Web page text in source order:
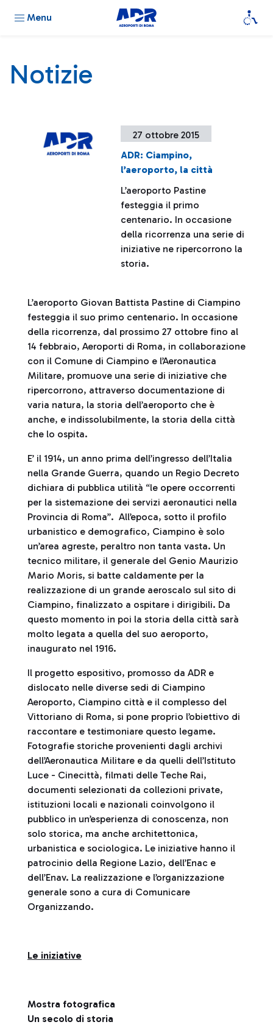
Menu
Notizie
27 ottobre 2015
ADR: Ciampino,
l’aeroporto, la città
L’aeroporto Pastine
festeggia il primo
centenario. In occasione
della ricorrenza una serie di
iniziative ne ripercorrono la
storia.
L’aeroporto Giovan Battista Pastine di Ciampino
festeggia il suo primo centenario. In occasione
della ricorrenza, dal prossimo 27 ottobre fino al
14 febbraio, Aeroporti di Roma, in collaborazione
con il Comune di Ciampino e l’Aeronautica
Militare, promuove una serie di iniziative che
ripercorrono, attraverso documentazione di
varia natura, la storia dell’aeroporto che è
anche, e indissolubilmente, la storia della città
che lo ospita.
E’ il 1914, un anno prima dell’ingresso dell’Italia
nella Grande Guerra, quando un Regio Decreto
dichiara di pubblica utilità “le opere occorrenti
per la sistemazione dei servizi aeronautici nella
Provincia di Roma”. All’epoca, sotto il profilo
urbanistico e demografico, Ciampino è solo
un’area agreste, peraltro non tanta vasta. Un
tecnico militare, il generale del Genio Maurizio
Mario Moris, si batte caldamente per la
realizzazione di un grande aeroscalo sul sito di
Ciampino, finalizzato a ospitare i dirigibili. Da
questo momento in poi la storia della città sarà
molto legata a quella del suo aeroporto,
inaugurato nel 1916.
Il progetto espositivo, promosso da ADR e
dislocato nelle diverse sedi di Ciampino
Aeroporto, Ciampino città e il complesso del
Vittoriano di Roma, si pone proprio l’obiettivo di
raccontare e testimoniare questo legame.
Fotografie storiche provenienti dagli archivi
dell’Aeronautica Militare e da quelli dell’Istituto
Luce - Cinecittà, filmati delle Teche Rai,
documenti selezionati da collezioni private,
istituzioni locali e nazionali coinvolgono il
pubblico in un’esperienza di conoscenza, non
solo storica, ma anche architettonica,
urbanistica e sociologica. Le iniziative hanno il
patrocinio della Regione Lazio, dell’Enac e
dell’Enav. La realizzazione e l’organizzazione
generale sono a cura di Comunicare
Organizzando.
Le iniziative
Mostra fotografica
Un secolo di storia